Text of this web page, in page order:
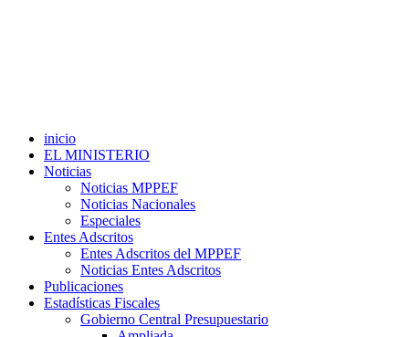
inicio
EL MINISTERIO
Noticias
Noticias MPPEF
Noticias Nacionales
Especiales
Entes Adscritos
Entes Adscritos del MPPEF
Noticias Entes Adscritos
Publicaciones
Estadísticas Fiscales
Gobierno Central Presupuestario